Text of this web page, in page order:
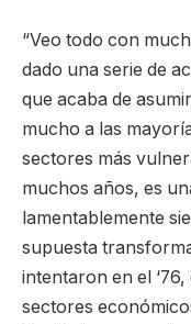
“Veo todo con
dado una serie de
que acaba de
mucho a las
sectores más
muchos años, es
lamentablemente
supuesta
intentaron en el
sectores